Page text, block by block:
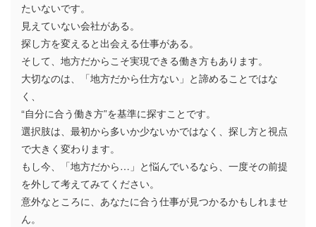
たいないです。
見えていない会社がある。
探し方を変えると出会える仕事がある。
そして、地方だからこそ実現できる働き方もあります。
大切なのは、「地方だから仕方ない」と諦めることではな
く、
“自分に合う働き方”を基準に探すことです。
選択肢は、最初から多いか少ないかではなく、探し方と視点
で大きく変わります。
もし今、「地方だから…」と悩んでいるなら、一度その前提
を外して考えてみてください。
意外なところに、あなたに合う仕事が見つかるかもしれませ
ん。